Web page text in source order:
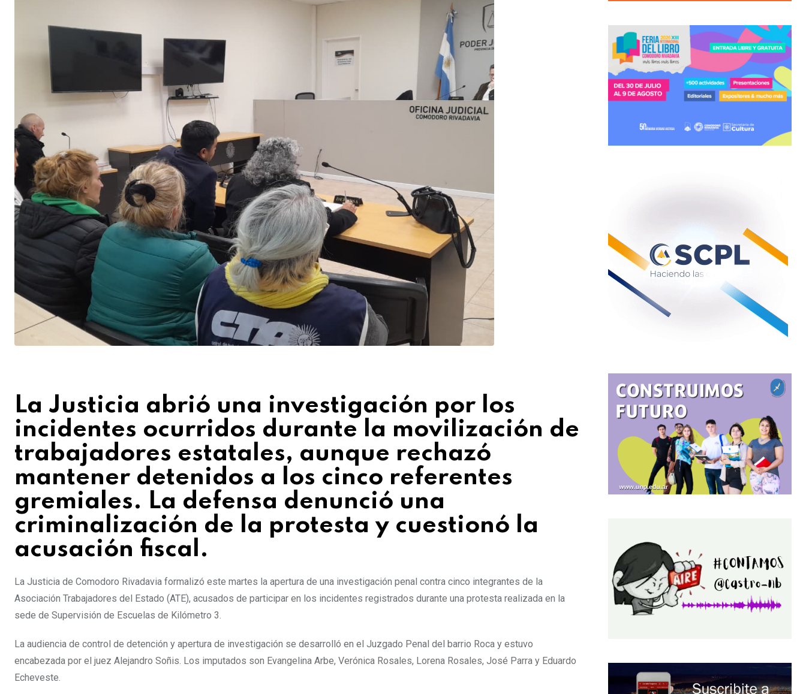
La Justicia abrió una investigación por los
incidentes ocurridos durante la movilización de
trabajadores estatales, aunque rechazó
mantener detenidos a los cinco referentes
gremiales. La defensa denunció una
criminalización de la protesta y cuestionó la
acusación fiscal.
La Justicia de Comodoro Rivadavia formalizó este martes la apertura de una investigación penal contra cinco integrantes de la
Asociación Trabajadores del Estado (ATE), acusados de participar en los incidentes registrados durante una protesta realizada en la
sede de Supervisión de Escuelas de Kilómetro 3.
La audiencia de control de detención y apertura de investigación se desarrolló en el Juzgado Penal del barrio Roca y estuvo
encabezada por el juez Alejandro Soñis. Los imputados son Evangelina Arbe, Verónica Rosales, Lorena Rosales, José Parra y Eduardo
Echeveste.